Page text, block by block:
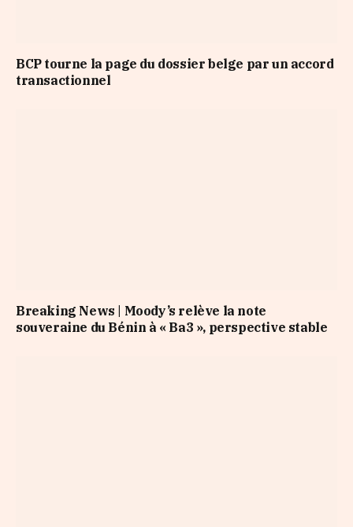
BCP tourne la page du dossier belge par un accord
transactionnel
Breaking News | Moody’s relève la note
souveraine du Bénin à « Ba3 », perspective stable